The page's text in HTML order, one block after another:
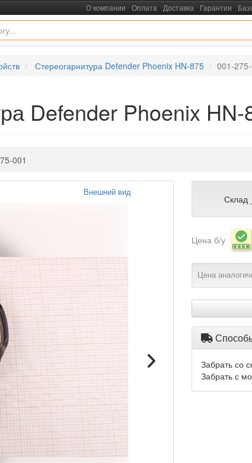
О компании Оплата Доставка Гарантия
Стереогарнитура Defender Phoenix HN-875 001-
Defender Phoenix HN-
001
Внешний вид
Склад
Цена б/у
Цена
Забрать со
Забрать с